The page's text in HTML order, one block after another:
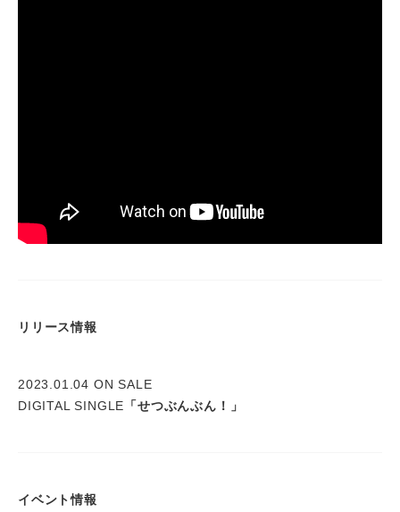
リリース情報
2023.01.04 ON SALE
DIGITAL SINGLE 「せつぶんぶん！」
イベント情報